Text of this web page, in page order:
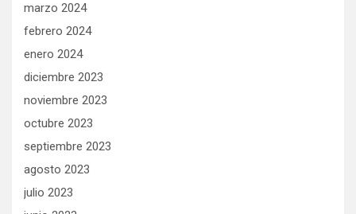
marzo 2024
febrero 2024
enero 2024
diciembre 2023
noviembre 2023
octubre 2023
septiembre 2023
agosto 2023
julio 2023